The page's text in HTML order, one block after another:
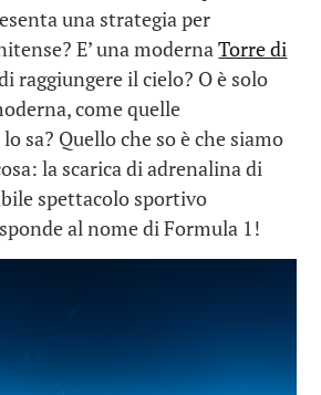
una strategia per
E’ una modernaTorre di
raggiungere il cielo? O è solo
come quelle
sa? Quello che so è che siamo
la scarica di adrenalina di
spettacolo sportivo
al nome di Formula 1!